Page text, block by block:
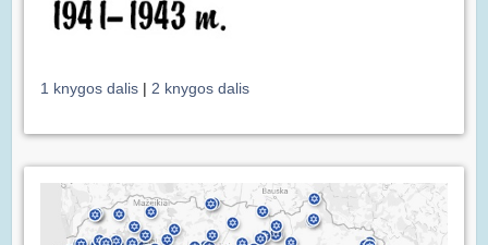
1 knygos dalis | 2 knygos dalis